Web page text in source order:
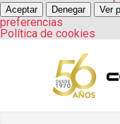
Aceptar Denegar Ver
preferencias
Política de cookies